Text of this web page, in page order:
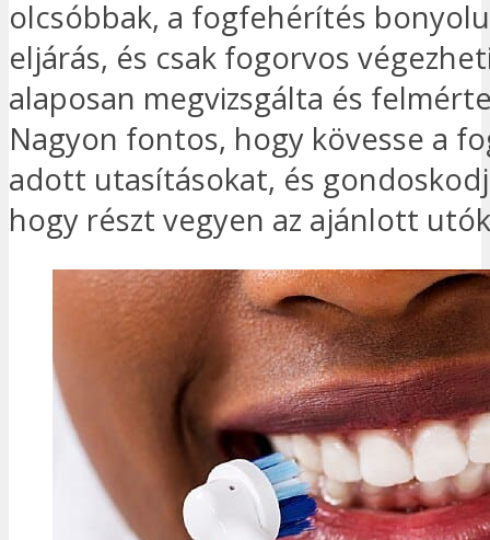
olcsóbbak, a fogfehérítés
eljárás, és csak fogorvos
alaposan megvizsgálta és
Nagyon fontos, hogy kövesse a
adott utasításokat, és
hogy részt vegyen az ajánlott